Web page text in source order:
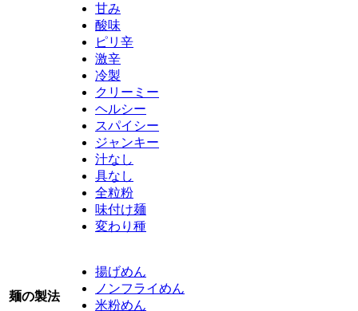
甘み
酸味
ピリ辛
激辛
冷製
クリーミー
ヘルシー
スパイシー
ジャンキー
汁なし
具なし
全粒粉
味付け麺
変わり種
麺の製法
揚げめん
ノンフライめん
米粉めん